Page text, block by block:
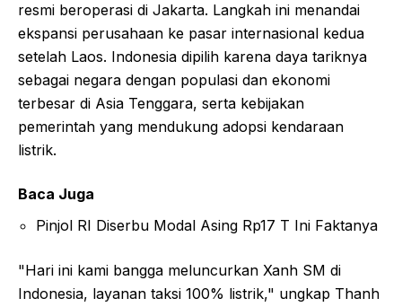
resmi beroperasi di Jakarta. Langkah ini menandai
ekspansi perusahaan ke pasar internasional kedua
setelah Laos. Indonesia dipilih karena daya tariknya
sebagai negara dengan populasi dan ekonomi
terbesar di Asia Tenggara, serta kebijakan
pemerintah yang mendukung adopsi kendaraan
listrik.
Baca Juga
Pinjol RI Diserbu Modal Asing Rp17 T Ini Faktanya
"Hari ini kami bangga meluncurkan Xanh SM di
Indonesia, layanan taksi 100% listrik," ungkap Thanh